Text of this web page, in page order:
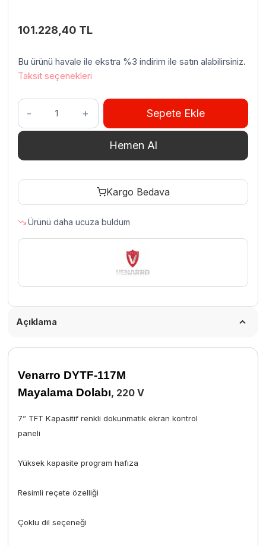
101.228,40 TL
Bu ürünü havale ile ekstra %3 indirim ile satın alabilirsiniz.
Taksit seçenekleri
Venarro
117M
220
Sepete Ekle
Hemen Al
Kargo Bedava
Ürünü daha ucuza buldum
Açıklama
Venarro DYTF-117M
Mayalama Dolabı, 220 V
7” TFT Kapasitif renkli dokunmatik ekran kontrol
paneli
Yüksek kapasite program hafıza
Resimli reçete özelliği
Çoklu dil seçeneği